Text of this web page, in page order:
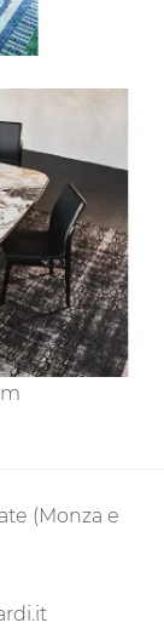
(Monza e